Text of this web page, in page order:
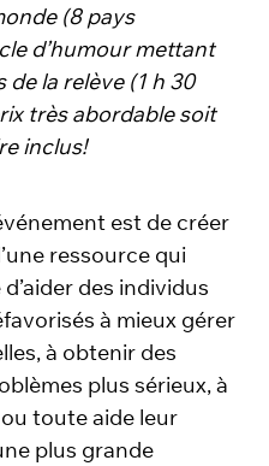
(8 pays
d’humour mettant
la relève (1 h 30
très abordable soit
inclus!
est de créer
ressource qui
des individus
à mieux gérer
à obtenir des
plus sérieux, à
toute aide leur
plus grande